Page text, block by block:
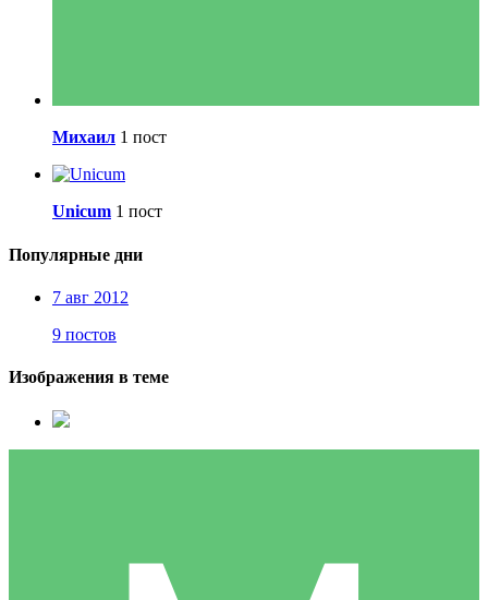
Михаил 1 пост
Unicum 1 пост
Популярные дни
7 авг 2012
9 постов
Изображения в теме